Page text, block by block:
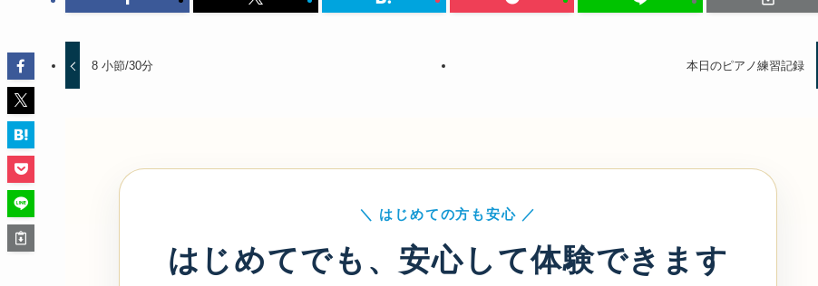
8 小節/30分 本日のピアノ練習記録
＼ はじめての方も安心 ／
はじめてでも、安心して体験できます